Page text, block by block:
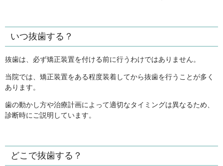
いつ抜歯する？
抜歯は、必ず矯正装置を付ける前に行うわけではありません。
当院では、矯正装置をある程度装着してから抜歯を行うことが多く
あります。
歯の動かし方や治療計画によって適切なタイミングは異なるため、
診断時にご説明しています。
どこで抜歯する？